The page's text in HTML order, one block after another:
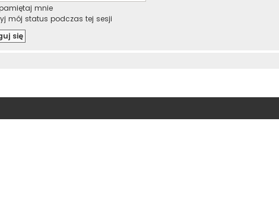
mnie
mój status podczas tej sesji